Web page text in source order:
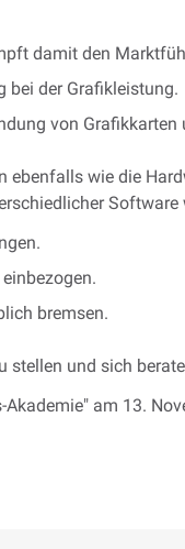
damit den
bei der Grafikleistung.
von Grafikkarten
ebenfalls wie die
Software
bremsen.
stellen und sich
am 13.